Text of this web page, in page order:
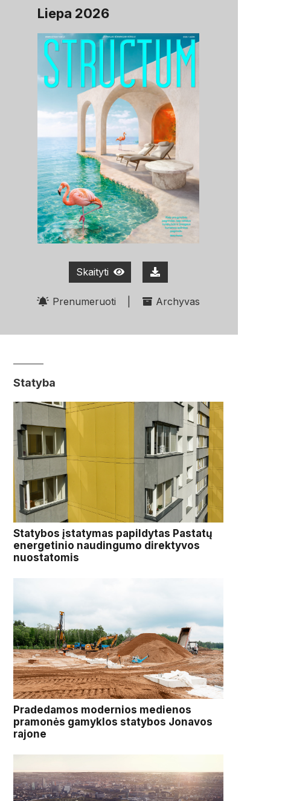
Liepa 2026
Skaityti
Prenumeruoti Archyvas
Statyba
Statybos įstatymas papildytas Pastatų
energetinio naudingumo direktyvos
nuostatomis
Pradedamos modernios medienos
pramonės gamyklos statybos Jonavos
rajone